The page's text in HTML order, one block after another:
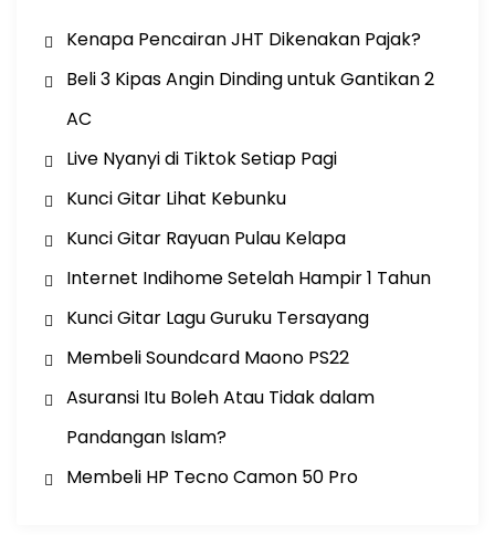
Kenapa Pencairan JHT Dikenakan Pajak?
Beli 3 Kipas Angin Dinding untuk Gantikan 2
AC
Live Nyanyi di Tiktok Setiap Pagi
Kunci Gitar Lihat Kebunku
Kunci Gitar Rayuan Pulau Kelapa
Internet Indihome Setelah Hampir 1 Tahun
Kunci Gitar Lagu Guruku Tersayang
Membeli Soundcard Maono PS22
Asuransi Itu Boleh Atau Tidak dalam
Pandangan Islam?
Membeli HP Tecno Camon 50 Pro